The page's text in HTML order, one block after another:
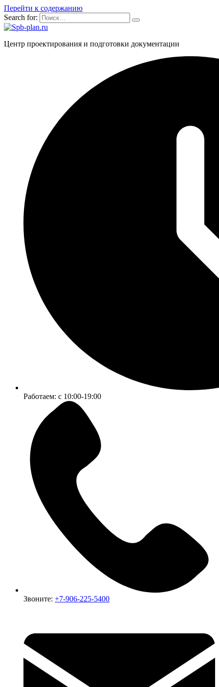
Перейти к содержанию
Search for:
Центр проектирования и подготовки документации
Работаем: c 10:00-19:00
Звоните: +7-906-225-5400